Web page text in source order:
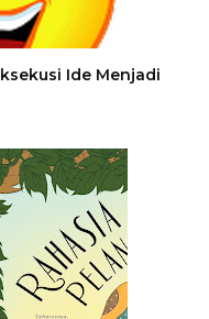
Ide Menjadi